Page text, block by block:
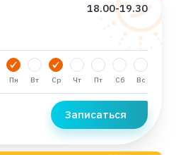
18.00-19.30
Пн Вт Ср Чт Пт Сб Вс
Записаться